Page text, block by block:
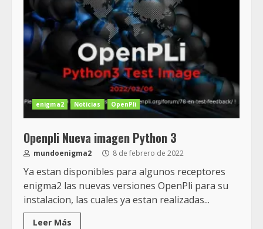
enigma2 Noticias OpenPli
Openpli Nueva imagen Python 3
mundoenigma2 8 de febrero de 2022
Ya estan disponibles para algunos receptores
enigma2 las nuevas versiones OpenPli para su
instalacion, las cuales ya estan realizadas...
Leer Más